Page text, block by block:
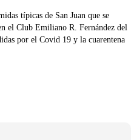
típicas de San Juan que se
el Club Emiliano R. Fernández del
por el Covid 19 y la cuarentena